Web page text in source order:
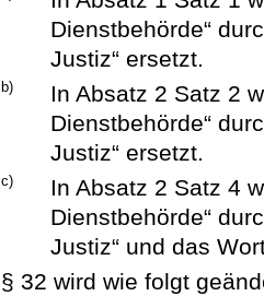
Dienstbehörde“
Justiz“ ersetzt.
b)
In Absatz 2 Satz 2
Dienstbehörde“
Justiz“ ersetzt.
c)
In Absatz 2 Satz 4
Dienstbehörde“
Justiz“ und das
§ 32 wird wie folgt